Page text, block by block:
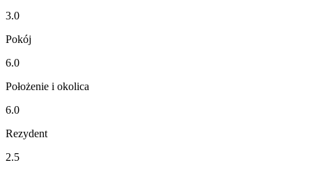
3.0
Pokój
6.0
Położenie i okolica
6.0
Rezydent
2.5